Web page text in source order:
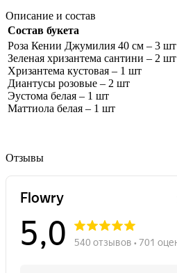
Описание и состав
Состав букета
Роза Кении Джумилия 40 см – 3 шт
Зеленая хризантема сантини – 2 шт
Хризантема кустовая – 1 шт
Диантусы розовые – 2 шт
Эустома белая – 1 шт
Маттиола белая – 1 шт
Отзывы